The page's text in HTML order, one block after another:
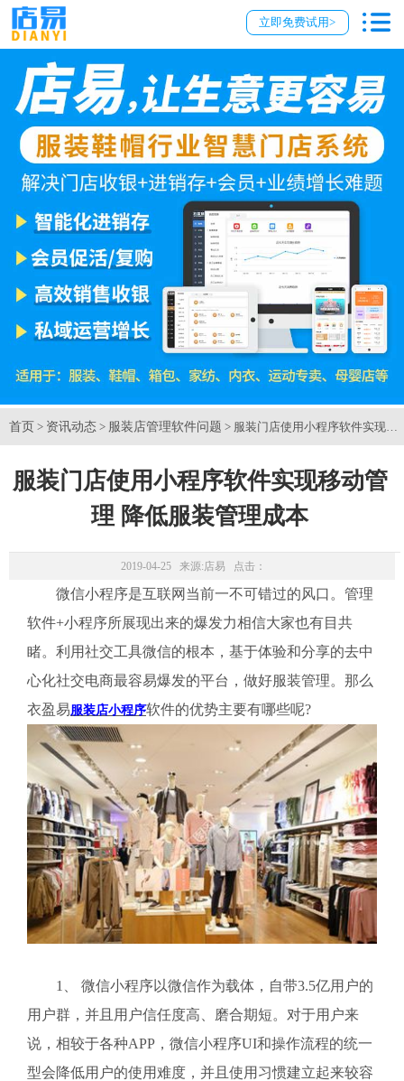
立即免费试用>
首页 > 资讯动态 > 服装店管理软件问题 > 服装门店使用小程序软件实现移
服装门店使用小程序软件实现移动管
理 降低服装管理成本
2019-04-25 来源:店易 点击：
微信小程序是互联网当前一不可错过的风口。管理
软件+小程序所展现出来的爆发力相信大家也有目共
睹。利用社交工具微信的根本，基于体验和分享的去中
心化社交电商最容易爆发的平台，做好服装管理。那么
衣盈易服装店小程序软件的优势主要有哪些呢?
1、 微信小程序以微信作为载体，自带3.5亿用户的
用户群，并且用户信任度高、磨合期短。对于用户来
说，相较于各种APP，微信小程序UI和操作流程的统一
型会降低用户的使用难度，并且使用习惯建立起来较容